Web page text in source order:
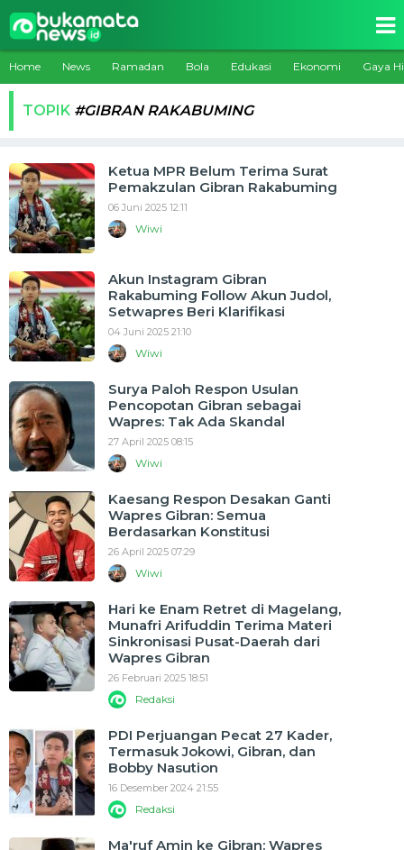
Home News Ramadan Bola Edukasi Ekonomi Gaya
TOPIK #GIBRAN RAKABUMING
Ketua MPR Belum Terima Surat
Pemakzulan Gibran Rakabuming
06 Juni 2025 12:11
Wiwi
Akun Instagram Gibran
Rakabuming Follow Akun Judol,
Setwapres Beri Klarifikasi
04 Juni 2025 21:10
Wiwi
Surya Paloh Respon Usulan
Pencopotan Gibran sebagai
Wapres: Tak Ada Skandal
27 April 2025 08:15
Wiwi
Kaesang Respon Desakan Ganti
Wapres Gibran: Semua
Berdasarkan Konstitusi
26 April 2025 07:29
Wiwi
Hari ke Enam Retret di Magelang,
Munafri Arifuddin Terima Materi
Sinkronisasi Pusat-Daerah dari
Wapres Gibran
26 Februari 2025 18:51
Redaksi
PDI Perjuangan Pecat 27 Kader,
Termasuk Jokowi, Gibran, dan
Bobby Nasution
16 Desember 2024 21:55
Redaksi
Ma'ruf Amin ke Gibran: Wapres